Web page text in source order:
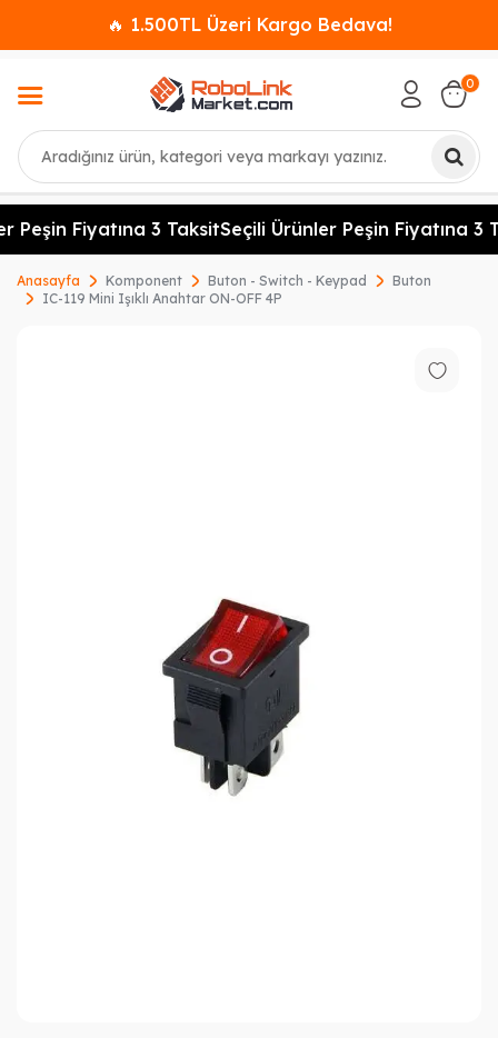
🔥 1.500TL Üzeri Kargo Bedava!
Ara
0
Peşin Fiyatına 3 TaksitSeçili Ürünler Peşin Fiyatına 3
Anasayfa Komponent Buton - Switch - Keypad
Buton
IC-119 Mini Işıklı Anahtar ON-OFF 4P